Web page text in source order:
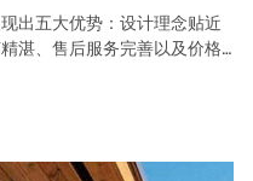
出五大优势：设计理念贴近
湛、售后服务完善以及价格